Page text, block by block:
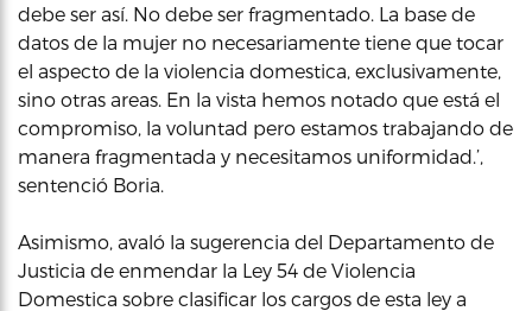
debe ser así. No debe ser fragmentado. La base de
datos de la mujer no necesariamente tiene que tocar
el aspecto de la violencia domestica, exclusivamente,
sino otras areas. En la vista hemos notado que está el
compromiso, la voluntad pero estamos trabajando de
manera fragmentada y necesitamos uniformidad.’,
sentenció Boria.
Asimismo, avaló la sugerencia del Departamento de
Justicia de enmendar la Ley 54 de Violencia
Domestica sobre clasificar los cargos de esta ley a